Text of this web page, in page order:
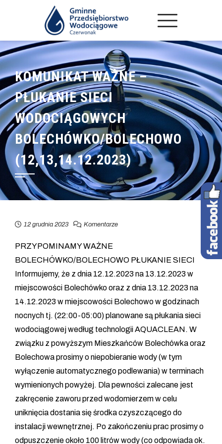
KOMUNIKAT WAŻNE –
PŁUKANIE SIECI
WODOCIĄGOWYCH
BOLECHÓWKO/BOLECHOWO
(12,13,14.12.2023)
12 grudnia 2023 Komentarze
PRZYPOMINAMY WAŻNE
BOLECHÓWKO/BOLECHOWO PŁUKANIE SIECI
Informujemy, że z dnia 12.12.2023 na 13.12.2023 w
miejscowości Bolechówko oraz z dnia 13.12.2023 na
14.12.2023 w miejscowości Bolechowo w godzinach
nocnych tj. (22:00-05:00) planowane są płukania sieci
wodociągowej według technologii AQUACLEAN. W
związku z powyższym Mieszkańców Bolechówka oraz
Bolechowa prosimy o niepobieranie wody (w tym
wyłączenie automatycznego podlewania) w terminach
wymienionych powyżej. Dla pewności zalecane jest
zakręcenie zaworu przed wodomierzem w celu
uniknięcia dostania się środka czyszczącego do
instalacji wewnętrznej. Po zakończeniu prac prosimy o
odpuszczenie około 100 litrów wody (co odpowiada ok.